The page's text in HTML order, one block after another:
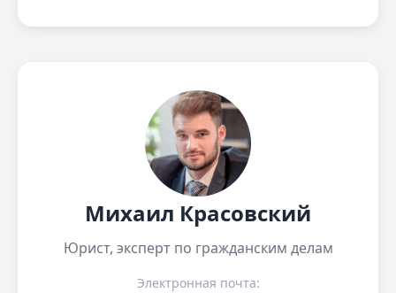
Михаил Красовский
Юрист, эксперт по гражданским делам
Электронная почта: